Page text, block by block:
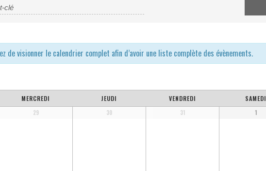
de visionner le calendrier complet afin d’avoir une liste complète des évènements.
MERCREDI JEUDI VENDREDI SAMEDI
29 30 31 1